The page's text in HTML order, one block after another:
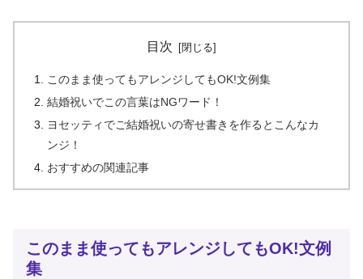
目次
このまま使ってもアレンジしてもOK!文例集
結婚祝いでこの言葉はNGワード！
ヨセッティでご結婚祝いの寄せ書きを作るとこんなカ
ンジ！
おすすめの関連記事
このまま使ってもアレンジしてもOK!文例
集